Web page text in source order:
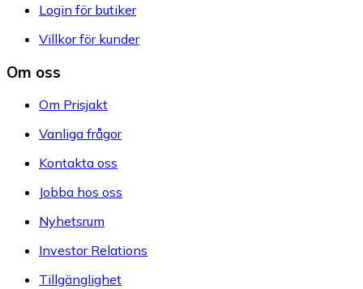
Login för butiker
Villkor för kunder
Om oss
Om Prisjakt
Vanliga frågor
Kontakta oss
Jobba hos oss
Nyhetsrum
Investor Relations
Tillgänglighet